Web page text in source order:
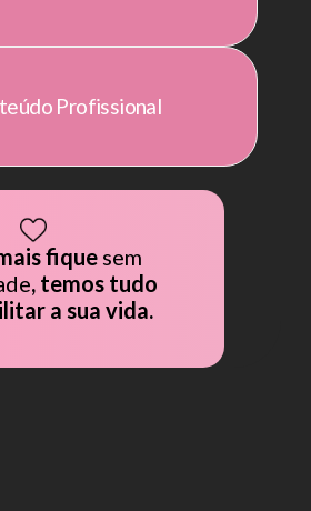
Profissional
fique sem
, temos tudo
a sua vida.